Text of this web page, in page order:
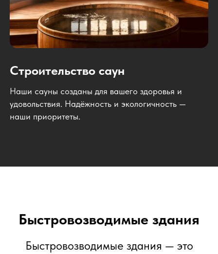
Строительство саун
Наши сауны созданы для вашего здоровья и
удовольствия. Надёжность и экологичность —
наши приоритеты.
Быстровозводимые здания
Быстровозводимые здания — это